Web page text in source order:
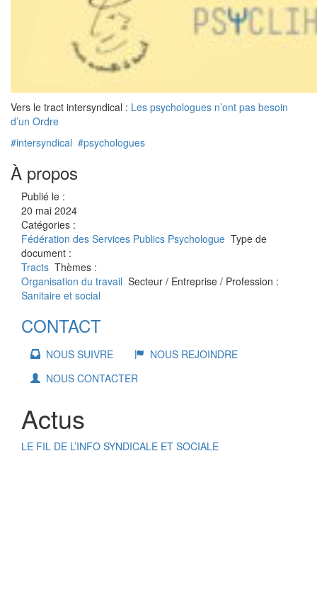
Vers le tract intersyndical : Les psychologues n’ont pas besoin
d’un Ordre
#intersyndical #psychologues
À propos
Publié le :
20 mai 2024
Catégories :
Fédération des Services Publics Psychologue Type de
document :
Tracts Thèmes :
Organisation du travail Secteur / Entreprise / Profession :
Sanitaire et social
CONTACT
NOUS SUIVRE
NOUS REJOINDRE
NOUS CONTACTER
Actus
LE FIL DE L’INFO SYNDICALE ET SOCIALE